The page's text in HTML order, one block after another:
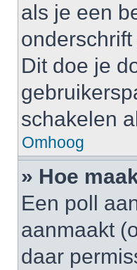
als je een
Dit doe je
schakelen
Omhoog
» Hoe
Een poll
aanmaakt
daar